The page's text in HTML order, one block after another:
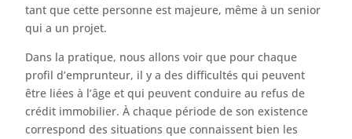
tant que cette personne est majeure, même à un senior
qui a un projet.
Dans la pratique, nous allons voir que pour chaque
profil d’emprunteur, il y a des difficultés qui peuvent
être liées à l’âge et qui peuvent conduire au refus de
crédit immobilier. À chaque période de son existence
correspond des situations que connaissent bien les